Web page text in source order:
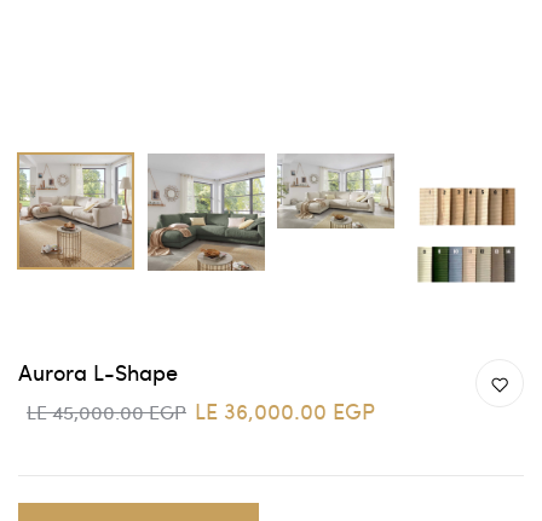
Aurora L-Shape
LE 45,000.00 EGP LE 36,000.00 EGP